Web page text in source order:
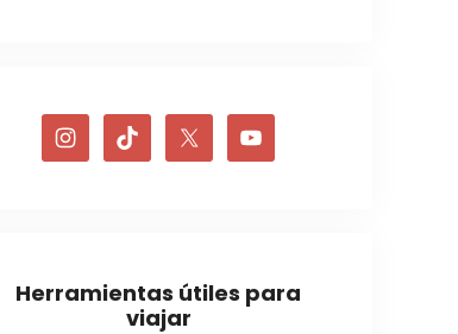
Herramientas útiles para
viajar